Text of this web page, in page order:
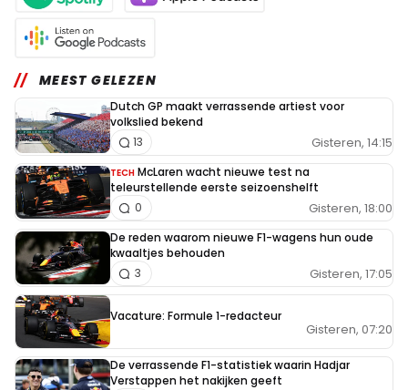
MEEST GELEZEN
Dutch GP maakt verrassende artiest voor
volkslied bekend
Gisteren, 14:15
13
TECH McLaren wacht nieuwe test na
teleurstellende eerste seizoenshelft
Gisteren, 18:00
0
De reden waarom nieuwe F1-wagens hun oude
kwaaltjes behouden
Gisteren, 17:05
3
Vacature: Formule 1-redacteur
Gisteren, 07:20
De verrassende F1-statistiek waarin Hadjar
Verstappen het nakijken geeft